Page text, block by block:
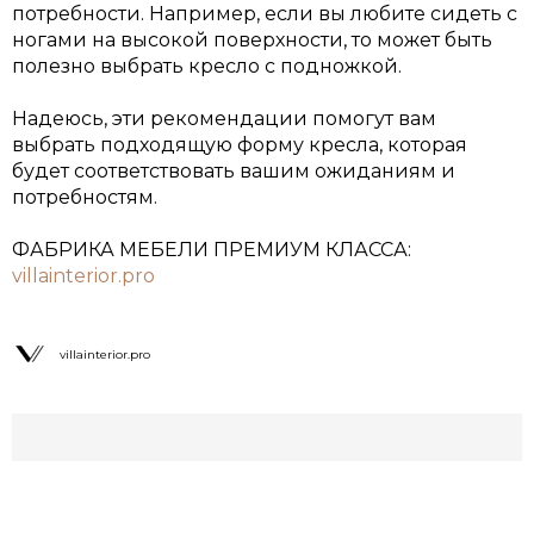
потребности. Например, если вы любите сидеть с
ногами на высокой поверхности, то может быть
полезно выбрать кресло с подножкой.
Надеюсь, эти рекомендации помогут вам
выбрать подходящую форму кресла, которая
будет соответствовать вашим ожиданиям и
потребностям.
ФАБРИКА МЕБЕЛИ ПРЕМИУМ КЛАССА:
villainterior.pro
villainterior.pro